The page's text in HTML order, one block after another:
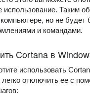
использование. Таким
но не будет
и командами.
Cortana в
использовать
отключить ее с